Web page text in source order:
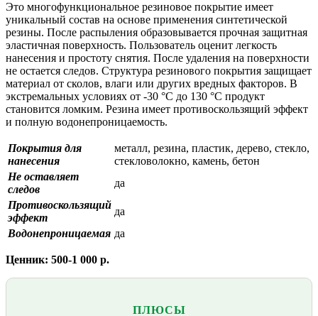
Это многофункциональное резиновое покрытие имеет
уникальный состав на основе применения синтетической
резины. После распыления образовывается прочная защитная
эластичная поверхность. Пользователь оценит легкость
нанесения и простоту снятия. После удаления на поверхности
не остается следов. Структура резинового покрытия защищает
материал от сколов, влаги или других вредных факторов. В
экстремальных условиях от -30 °С до 130 °С продукт
становится ломким. Резина имеет противоскользящий эффект
и полную водонепроницаемость.
Покрытия для
нанесения
металл, резина, пластик, дерево, стекло,
стекловолокно, камень, бетон
Не оставляет
следов
да
Противоскользящий
эффект
да
Водонепроницаемая да
Ценник: 500-1 000 р.
ПЛЮСЫ